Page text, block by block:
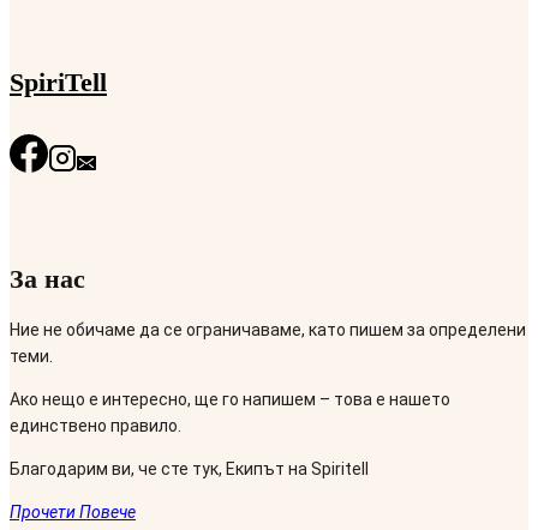
SpiriTell
За нас
Ние не обичаме да се ограничаваме, като пишем за определени
теми.
Ако нещо е интересно, ще го напишем – това е нашето
единствено правило.
Благодарим ви, че сте тук, Екипът на Spiritell
Прочети Повече